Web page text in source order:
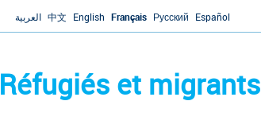
العربية 中文 English Français Русский Español
Réfugiés et migrants